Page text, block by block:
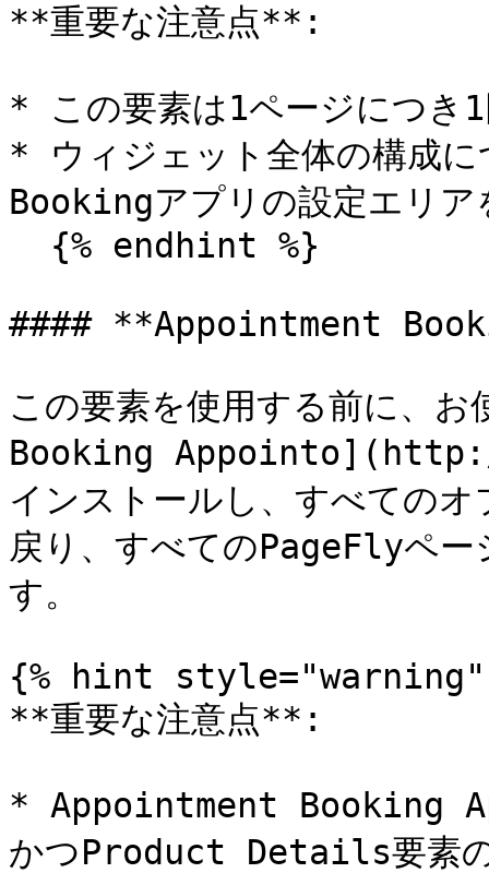
**重要な注意点**:
* この要素は1ページにつき
* ウィジェット全体の構成
Bookingアプリの設定エリア
#### **Appointment
この要素を使用する前に、
Booking
インストールし、すべての
戻り、すべてのPageFlyペー
す。
{% hint style="warning"
**重要な注意点**:
* Appointment Booking
かつProduct Details要素の